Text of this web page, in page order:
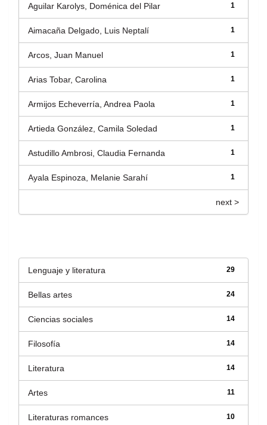
1
Aguilar Karolys, Doménica del Pilar
1
Aimacaña Delgado, Luis Neptalí
1
Arcos, Juan Manuel
1
Arias Tobar, Carolina
1
Armijos Echeverría, Andrea Paola
1
Artieda González, Camila Soledad
1
Astudillo Ambrosi, Claudia Fernanda
1
Ayala Espinoza, Melanie Sarahí
next >
29
Lenguaje y literatura
24
Bellas artes
14
Ciencias sociales
14
Filosofía
14
Literatura
11
Artes
10
Literaturas romances